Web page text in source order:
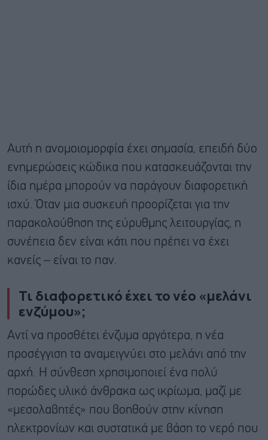
Αυτή η ανομοιομορφία έχει σημασία, επειδή δύο
ενημερώσεις κώδικα που κατασκευάζονται την
ίδια ημέρα μπορούν να παράγουν διαφορετική
ισχύ. Όταν μια συσκευή προορίζεται για την
παρακολούθηση της εύρυθμης λειτουργίας, η
συνέπεια δεν είναι κάτι που πρέπει να έχει
κανείς – είναι το παν.
Τι διαφορετικό έχει το νέο «μελάνι
ενζύμου»;
Αντί να προσθέτει ένζυμα αργότερα, η νέα
προσέγγιση τα αναμειγνύει στο μελάνι από την
αρχή. Η σύνθεση χρησιμοποιεί ένα πολύ
πορώδες υλικό άνθρακα ως ικρίωμα, μαζί με
«μεσολαβητές» που βοηθούν στην κίνηση
ηλεκτρονίων και συστατικά με βάση το νερό που